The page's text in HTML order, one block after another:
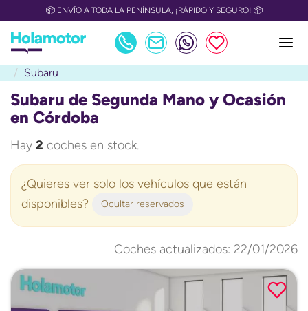
📦 ENVÍO A TODA LA PENÍNSULA, ¡RÁPIDO Y SEGURO! 📦
Subaru
Subaru de Segunda Mano y Ocasión
en Córdoba
Hay 2 coches en stock.
¿Quieres ver solo los vehículos que están
disponibles?
Ocultar reservados
Coches actualizados: 22/01/2026